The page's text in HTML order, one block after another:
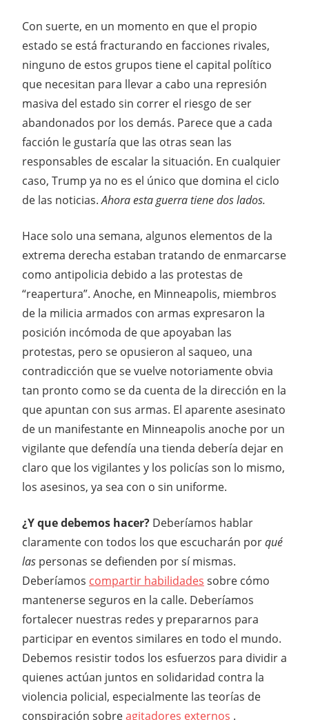
Con suerte, en un momento en que el propio
estado se está fracturando en facciones rivales,
ninguno de estos grupos tiene el capital político
que necesitan para llevar a cabo una represión
masiva del estado sin correr el riesgo de ser
abandonados por los demás. Parece que a cada
facción le gustaría que las otras sean las
responsables de escalar la situación. En cualquier
caso, Trump ya no es el único que domina el ciclo
de las noticias.Ahora esta guerra tiene dos lados.
Hace solo una semana, algunos elementos de la
extrema derecha estaban tratando de enmarcarse
como antipolicia debido a las protestas de
“reapertura”. Anoche, en Minneapolis, miembros
de la milicia armados con armas expresaron la
posición incómoda de que apoyaban las
protestas, pero se opusieron al saqueo, una
contradicción que se vuelve notoriamente obvia
tan pronto como se da cuenta de la dirección en la
que apuntan con sus armas. El aparente asesinato
de un manifestante en Minneapolis anoche por un
vigilante que defendía una tienda debería dejar en
claro que los vigilantes y los policías son lo mismo,
los asesinos, ya sea con o sin uniforme.
¿Y que debemos hacer? Deberíamos hablar
claramente con todos los que escucharán porqué
las personas se defienden por sí mismas.
Deberíamos compartir habilidades sobre cómo
mantenerse seguros en la calle. Deberíamos
fortalecer nuestras redes y prepararnos para
participar en eventos similares en todo el mundo.
Debemos resistir todos los esfuerzos para dividir a
quienes actúan juntos en solidaridad contra la
violencia policial, especialmente las teorías de
conspiración sobreagitadores externos .